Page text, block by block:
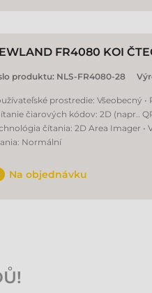
FR4080 KOI
produktu: NLS-FR4080-28
prostredie: Všeobecný •
čiarových kódov: 2D (napr..
čítania: 2D Area Imager •
Normální
Na objednávku